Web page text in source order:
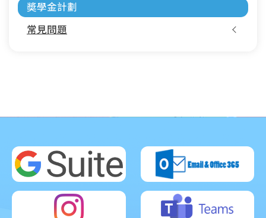
奬學金計劃
常見問題